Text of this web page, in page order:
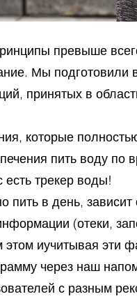
превыше
Мы подготовили
принятых в
которые
пить воду по
трекер воды!
пить в день,
(отеки,
иучитывая эти
через наш
с разным